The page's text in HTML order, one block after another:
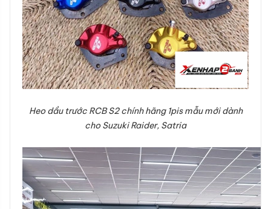
Heo dầu trước RCB S2 chính hãng 1pis mẫu mới dành
cho Suzuki Raider, Satria